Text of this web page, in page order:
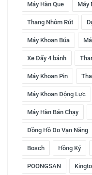
Máy Hàn Que Máy
Thang Nhôm Rút
Máy Khoan Búa
Xe Đẩy 4 bánh
Máy Khoan Pin
Máy Khoan Động Lực
Máy Hàn Bán Chạy
Đồng Hồ Đo Vạn Năng
Bosch Hồng Ký
POONGSAN